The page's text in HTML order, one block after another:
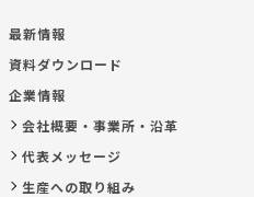
最新情報
資料ダウンロード
企業情報
会社概要・事業所・沿革
代表メッセージ
生産への取り組み